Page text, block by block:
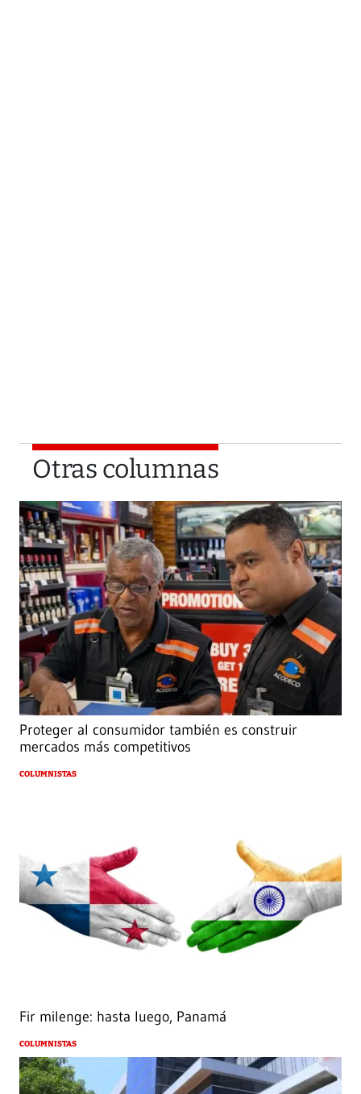
Otras columnas
Proteger al consumidor también es construir
mercados más competitivos
COLUMNISTAS
Fir milenge: hasta luego, Panamá
COLUMNISTAS